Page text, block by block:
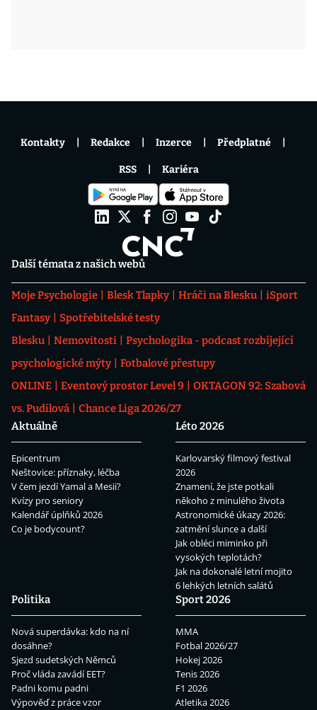
Další témata z našich webů
Moje Psychologie Blesk Tlapky Hráči na Blesku
iSport
Fantasy
Spotřebitelské testy
Blesku
Nemovitosti
Psychologika - podcast rozbíjející
psychologické mýty
Fotbalové přestupy
ONLINE
Eventový prostor Level 9
OKTAGON 92: Szabová
vs. Pudilová
Chance Liga 2026/27
Aktuálně
Epicentrum
Neštovice: příznaky, léčba
V čem jezdí Yamal a Mesii?
Kvízy pro seniory
Kalendář úplňků 2026
Co je bodycount?
Léto 2026
Karlovarský filmový festival
2026
Znamení, že jste potkali
někoho z minulého života
Astronomické úkazy 2026:
zatmění slunce a další
Jak obléci miminko při
vysokých teplotách?
Jak na dokonalé letní mojito
6 lehkých letních salátů
Politika
Nová superdávka: kdo na ní
dosáhne?
Sjezd sudetských Němců
Proč vláda zavádí EET?
Padni komu padni
Výpověď z práce vzor
Sport 2026
MMA
Fotbal 2026/27
Hokej 2026
Tenis 2026
F1 2026
Atletika 2026
Kontakty Redakce Inzerce Předplatné
RSS Kariéra